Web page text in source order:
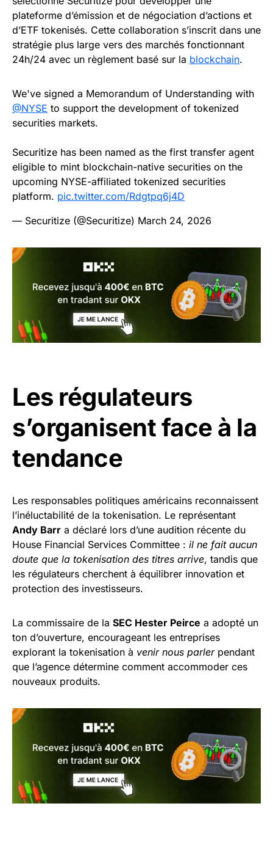
plateforme d’émission et de négociation d’actions et
d’ETF tokenisés. Cette collaboration s’inscrit dans une
stratégie plus large vers des marchés fonctionnant
24h/24 avec un règlement basé sur la blockchain.
We've signed a Memorandum of Understanding with
@NYSE to support the development of tokenized
securities markets.
Securitize has been named as the first transfer agent
eligible to mint blockchain-native securities on the
upcoming NYSE-affiliated tokenized securities
platform. pic.twitter.com/Rdgtpq6j4D
— Securitize (@Securitize) March 24, 2026
Les régulateurs
s’organisent face à la
tendance
Les responsables politiques américains reconnaissent
l’inéluctabilité de la tokenisation. Le représentant
Andy Barr a déclaré lors d’une audition récente du
House Financial Services Committee : il ne fait aucun
doute que la tokenisation des titres arrive, tandis que
les régulateurs cherchent à équilibrer innovation et
protection des investisseurs.
La commissaire de la SEC Hester Peirce a adopté un
ton d’ouverture, encourageant les entreprises
explorant la tokenisation à venir nous parlerpendant
que l’agence détermine comment accommoder ces
nouveaux produits.